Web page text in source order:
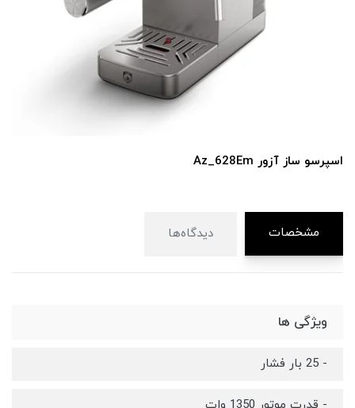
اسپرسو ساز آزور Az_628Em
مشخصات دیدگاه‌ها
ویژگی ها
- 25 بار فشار